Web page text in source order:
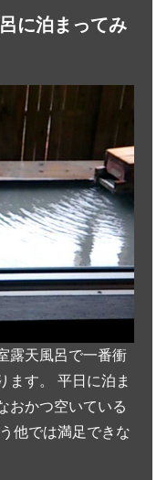
に泊まってみ
露天風呂で一番衝
ます。 平日に泊ま
おかつ空いている
他では満足できな